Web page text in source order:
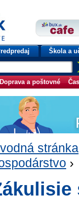
Škola a
Doprava a poštovné
stránka